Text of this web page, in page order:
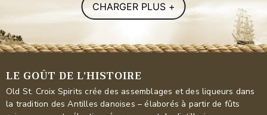
CHARGER PLUS +
LE GOÛT DE L’HISTOIRE
Old St. Croix Spirits crée des assemblages et des liqueurs dans
la tradition des Antilles danoises – élaborés à partir de fûts